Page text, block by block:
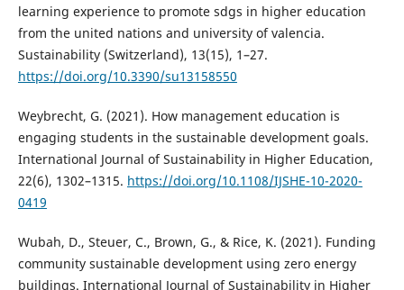
learning experience to promote sdgs in higher education
from the united nations and university of valencia.
Sustainability (Switzerland), 13(15), 1–27.
https://doi.org/10.3390/su13158550
Weybrecht, G. (2021). How management education is
engaging students in the sustainable development goals.
International Journal of Sustainability in Higher Education,
22(6), 1302–1315. https://doi.org/10.1108/IJSHE-10-2020-
0419
Wubah, D., Steuer, C., Brown, G., & Rice, K. (2021). Funding
community sustainable development using zero energy
buildings. International Journal of Sustainability in Higher